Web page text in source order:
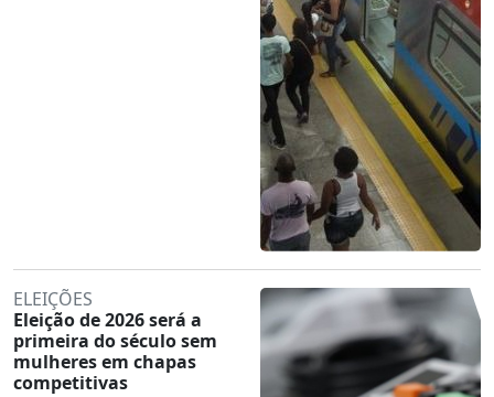
ELEIÇÕES
Eleição de 2026 será a
primeira do século sem
mulheres em chapas
competitivas